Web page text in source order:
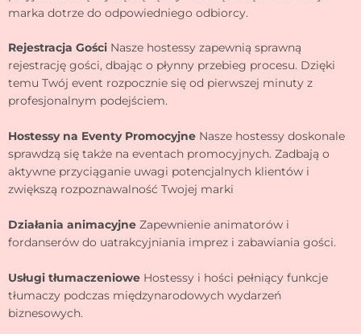
marka dotrze do odpowiedniego odbiorcy.
Rejestracja Gości Nasze hostessy zapewnią sprawną
rejestrację gości, dbając o płynny przebieg procesu. Dzięki
temu Twój event rozpocznie się od pierwszej minuty z
profesjonalnym podejściem.
Hostessy na Eventy Promocyjne Nasze hostessy doskonale
sprawdzą się także na eventach promocyjnych. Zadbają o
aktywne przyciąganie uwagi potencjalnych klientów i
zwiększą rozpoznawalność Twojej marki
Działania animacyjne Zapewnienie animatorów i
fordanserów do uatrakcyjniania imprez i zabawiania gości.
Usługi tłumaczeniowe Hostessy i hości pełniący funkcje
tłumaczy podczas międzynarodowych wydarzeń
biznesowych.